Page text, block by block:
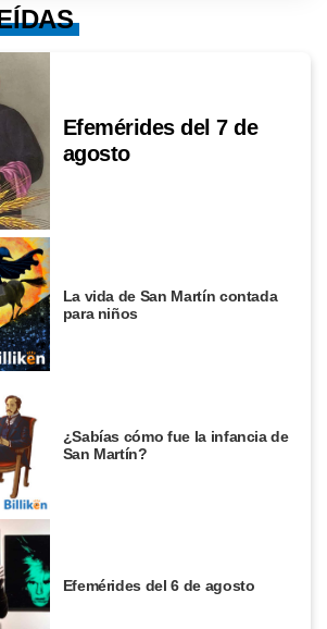
Efemérides del 7 de
agosto
La vida de San Martín contada
para niños
¿Sabías cómo fue la infancia de
San Martín?
Efemérides del 6 de agosto